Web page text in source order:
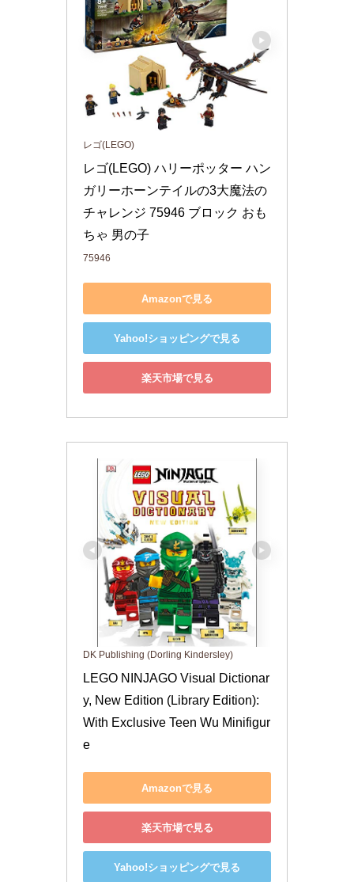
レゴ(LEGO)
レゴ(LEGO) ハリーポッター ハン
ガリーホーンテイルの3大魔法の
チャレンジ 75946 ブロック おも
ちゃ 男の子
75946
Amazonで見る
Yahoo!ショッピングで見る
楽天市場で見る
DK Publishing (Dorling Kindersley)
LEGO NINJAGO Visual Dictionar
y, New Edition (Library Edition):
With Exclusive Teen Wu Minifigur
e
Amazonで見る
楽天市場で見る
Yahoo!ショッピングで見る